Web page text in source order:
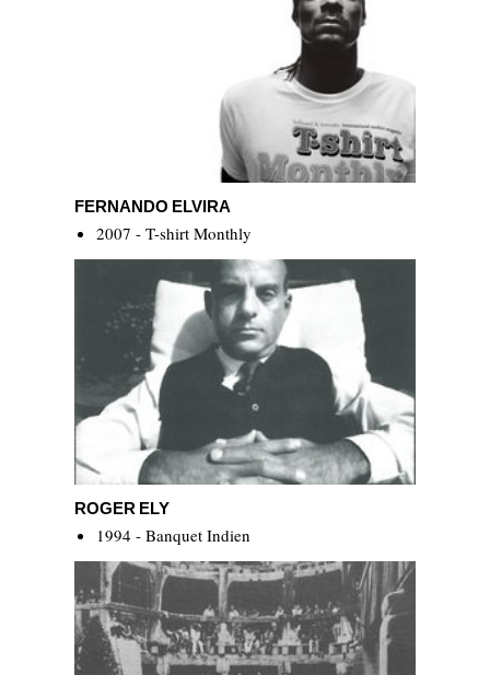
FERNANDO ELVIRA
2007 - T-shirt Monthly
ROGER ELY
1994 - Banquet Indien